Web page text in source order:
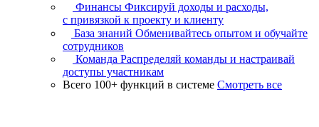
Финансы Фиксируй доходы и расходы,
с привязкой к проекту и клиенту
База знаний Обменивайтесь опытом и обучайте
сотрудников
Команда Распределяй команды и настраивай
доступы участникам
Всего 100+ функций в системе Смотреть все